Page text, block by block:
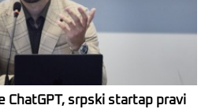
ChatGPT, srpski startap pravi